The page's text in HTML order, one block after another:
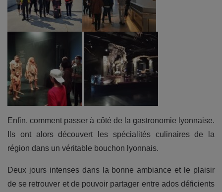
Enfin, comment passer à côté de la gastronomie lyonnaise.
Ils ont alors découvert les spécialités culinaires de la
région dans un véritable bouchon lyonnais.
Deux jours intenses dans la bonne ambiance et le plaisir
de se retrouver et de pouvoir partager entre ados déficients